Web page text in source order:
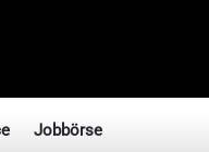
Jobbörse